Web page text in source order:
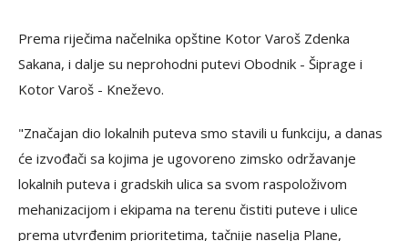
Prema riječima načelnika opštine Kotor Varoš Zdenka
Sakana, i dalje su neprohodni putevi Obodnik - Šiprage i
Kotor Varoš - Kneževo.
"Značajan dio lokalnih puteva smo stavili u funkciju, a danas
će izvođači sa kojima je ugovoreno zimsko održavanje
lokalnih puteva i gradskih ulica sa svom raspoloživom
mehanizacijom i ekipama na terenu čistiti puteve i ulice
prema utvrđenim prioritetima, tačnije naselja Plane,